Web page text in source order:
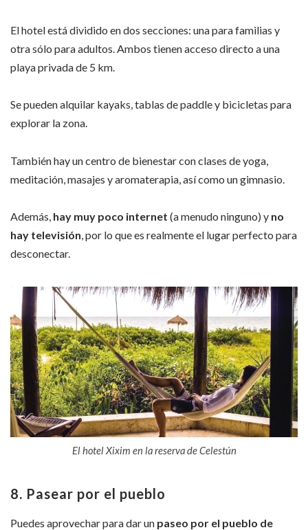
El hotel está dividido en dos secciones: una para familias y
otra sólo para adultos. Ambos tienen acceso directo a una
playa privada de 5 km.
Se pueden alquilar kayaks, tablas de paddle y bicicletas para
explorar la zona.
También hay un centro de bienestar con clases de yoga,
meditación, masajes y aromaterapia, así como un gimnasio.
Además, hay muy poco internet (a menudo ninguno) y no
hay televisión, por lo que es realmente el lugar perfecto para
desconectar.
El hotel Xixim en la reserva de Celestún
8. Pasear por el pueblo
Puedes aprovechar para dar un paseo por el pueblo de